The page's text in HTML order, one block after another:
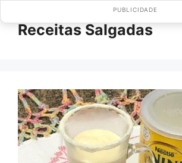
paraReceitas Salgadas
PUBLICIDADE